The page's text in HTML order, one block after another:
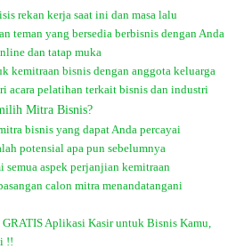
rekan kerja saat ini dan masa lalu
teman yang bersedia berbisnis dengan Anda
dan tatap muka
kemitraan bisnis dengan anggota keluarga
acara pelatihan terkait bisnis dan industri
Mitra Bisnis?
bisnis yang dapat Anda percayai
potensial apa pun sebelumnya
semua aspek perjanjian kemitraan
calon mitra menandatangani
Aplikasi Kasir untuk Bisnis Kamu,
!!